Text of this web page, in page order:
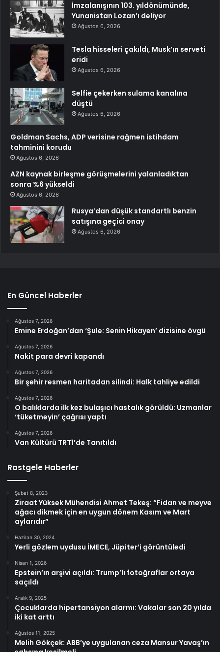
İmzalanışının 103. yıldönümünde,
Yunanistan Lozan’ı deliyor
Ağustos 6, 2026
Tesla hisseleri çakıldı, Musk’ın serveti
eridi
Ağustos 6, 2026
Selfie çekerken sulama kanalına
düştü
Ağustos 6, 2026
Goldman Sachs, ADP verisine rağmen istihdam
tahminini korudu
Ağustos 6, 2026
AZN kaynak birleşme görüşmelerini yalanladıktan
sonra %6 yükseldi
Ağustos 6, 2026
Rusya’dan düşük standartlı benzin
satışına geçici onay
Ağustos 6, 2026
En Güncel Haberler
Ağustos 7, 2026
Emine Erdoğan’dan ‘Şule: Senin Hikayen’ dizisine övgü
Ağustos 7, 2026
Nakit para devri kapandı
Ağustos 7, 2026
Bir şehir resmen haritadan silindi: Halk tahliye edildi
Ağustos 7, 2026
O balıklarda ilk kez bulaşıcı hastalık görüldü: Uzmanlar
‘tüketmeyin’ çağrısı yaptı
Ağustos 7, 2026
Van Kültürü TRT1’de Tanıtıldı
Rastgele Haberler
Şubat 8, 2023
Ziraat Yüksek Mühendisi Ahmet Tekeş: “Fidan ve meyve
ağacı dikmek için en uygun dönem Kasım ve Mart
aylarıdır”
Haziran 30, 2024
Yerli gözlem uydusu İMECE, Jüpiter’i görüntüledi
Nisan 1, 2026
Epstein’ın arşivi açıldı: Trump’lı fotoğraflar ortaya
saçıldı
Aralık 9, 2025
Çocuklarda hipertansiyon alarmı: Vakalar son 20 yılda
iki kat arttı
Ağustos 11, 2025
Melih Gökçek: ABB’ye uygulanan ceza Mansur Yavaş’ın